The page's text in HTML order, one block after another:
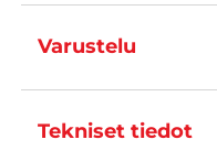
Varustelu
Tekniset tiedot